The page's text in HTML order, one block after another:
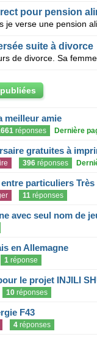
pour pension
suite à divorce
meilleur amie
réponses Dernière
gratuites à
396réponses
particuliers
11réponses
avec seul nom de
en Allemagne
1réponse
le projet INJILI
10réponses
F43
4réponses